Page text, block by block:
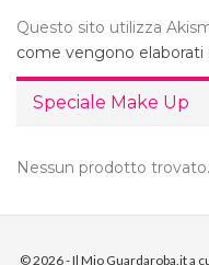
Questo sito utilizza
come vengono
Speciale Make Up
Nessun prodotto trovato.
© 2026 - Il Mio Guardaroba.it a